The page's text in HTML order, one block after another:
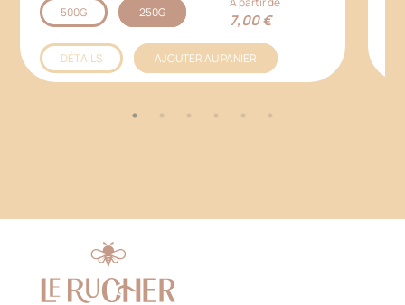
500G 250G 7,00 €
DÉTAILS AJOUTER AU PANIER